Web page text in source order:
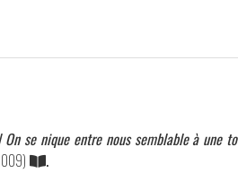
se nique entre nous semblable à une
.